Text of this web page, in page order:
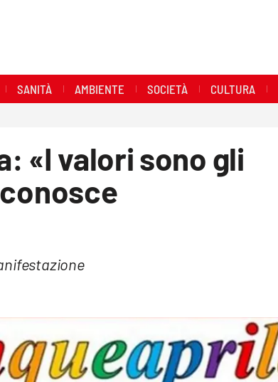
SANITÀ AMBIENTE SOCIETÀ CULTURA
«I valori sono gli